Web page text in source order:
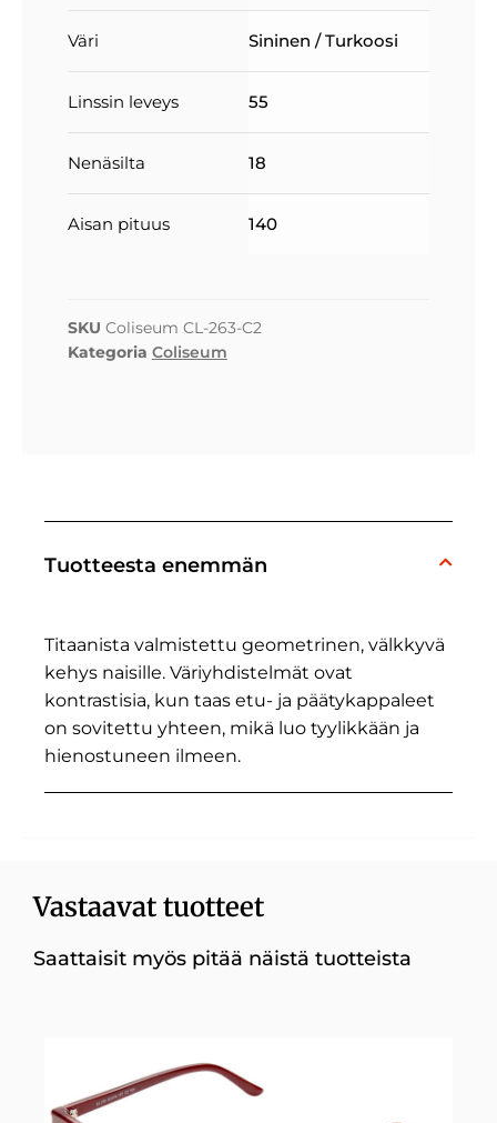
Väri Sininen / Turkoosi
Linssin leveys 55
Nenäsilta 18
Aisan pituus 140
SKU Coliseum CL-263-C2
Kategoria Coliseum
Tuotteesta enemmän
Titaanista valmistettu geometrinen, välkkyvä
kehys naisille. Väriyhdistelmät ovat
kontrastisia, kun taas etu- ja päätykappaleet
on sovitettu yhteen, mikä luo tyylikkään ja
hienostuneen ilmeen.
Vastaavat tuotteet
Saattaisit myös pitää näistä tuotteista